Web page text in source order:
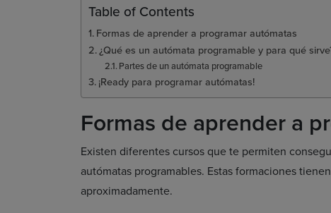
Table of Contents
Formas de aprender a programar autómatas
¿Qué es un autómata programable y para qué
Partes de un autómata programable
¡Ready para programar autómatas!
Formas de aprender a
Existen diferentes cursos que te permiten
autómatas programables. Estas formaciones
aproximadamente.